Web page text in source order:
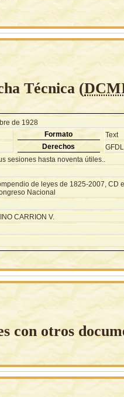
Técnica (
de 1928
Formato Text
Derechos GFDL
sesiones hasta noventa útiles..
de leyes de 1825-2007, CD
Nacional
CARRION V.
con otros